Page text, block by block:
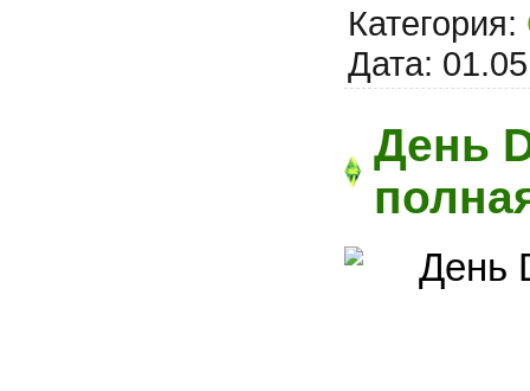
Категория:
Дата:
День